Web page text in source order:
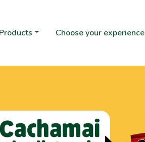
Products Choose your experience